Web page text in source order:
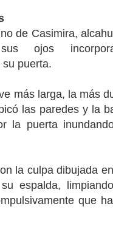
de Casimira,
ojos
puerta.
más larga, la más
las paredes y la
la puerta
la culpa dibujada
espalda,
que